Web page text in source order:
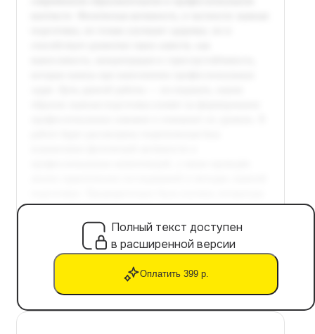
Полный текст доступен
в расширенной версии
Оплатить 399 р.